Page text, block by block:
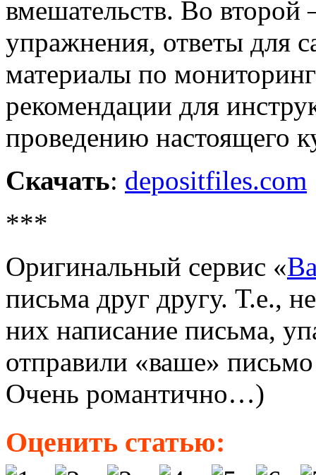
вмешательств. Во
упражнения, ответы для
материалы по
рекомендации для
проведению настоящего
Скачать: depositfiles.com
***
Оригинальный сервис «
письма друг другу. Т.е.,
них написание письма,
отправили «ваше»
Очень романтично…)
Оценить статью: